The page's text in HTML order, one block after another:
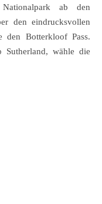
ab den
den eindrucksvollen
den Botterkloof Pass.
wähle die